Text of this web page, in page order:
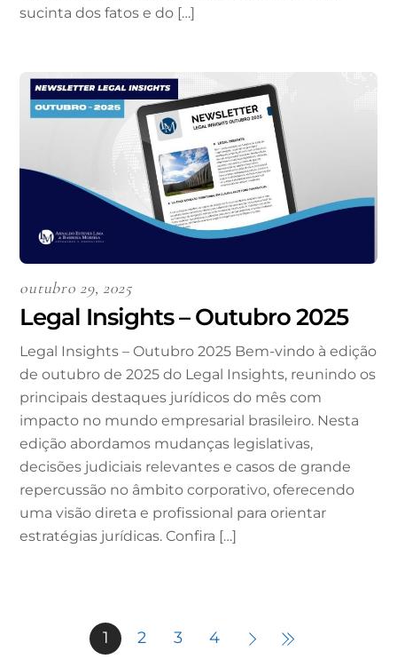
sucinta dos fatos e do […]
outubro 29, 2025
Legal Insights – Outubro 2025
Legal Insights – Outubro 2025 Bem-vindo à edição
de outubro de 2025 do Legal Insights, reunindo os
principais destaques jurídicos do mês com
impacto no mundo empresarial brasileiro. Nesta
edição abordamos mudanças legislativas,
decisões judiciais relevantes e casos de grande
repercussão no âmbito corporativo, oferecendo
uma visão direta e profissional para orientar
estratégias jurídicas. Confira […]
1 2 3 4